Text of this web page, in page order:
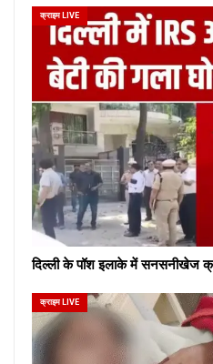
क्राइम LIVE
दिल्ली के पॉश इलाके में सनसनीखेज
क्राइम LIVE